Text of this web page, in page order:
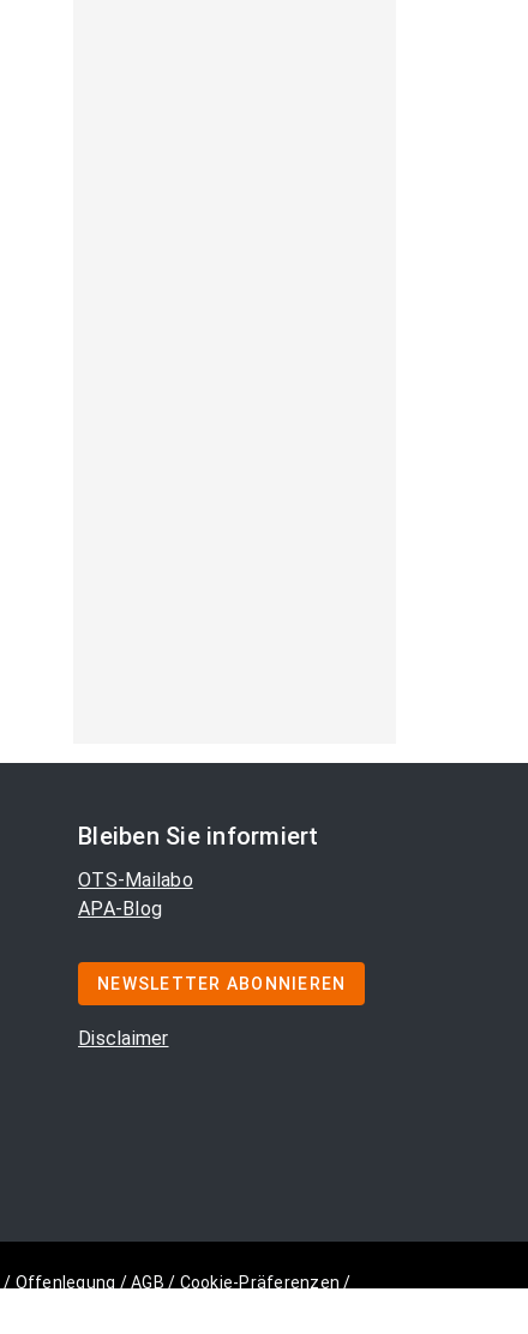
Bleiben Sie informiert
OTS-Mailabo
APA-Blog
NEWSLETTER ABONNIEREN
Disclaimer
/ Offenlegung /AGB / Cookie-Präferenzen /